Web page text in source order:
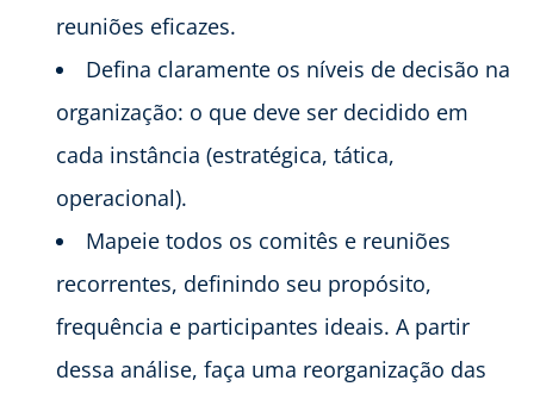
reuniões eficazes.
Defina claramente os níveis de decisão na
organização: o que deve ser decidido em
cada instância (estratégica, tática,
operacional).
Mapeie todos os comitês e reuniões
recorrentes, definindo seu propósito,
frequência e participantes ideais. A partir
dessa análise, faça uma reorganização das